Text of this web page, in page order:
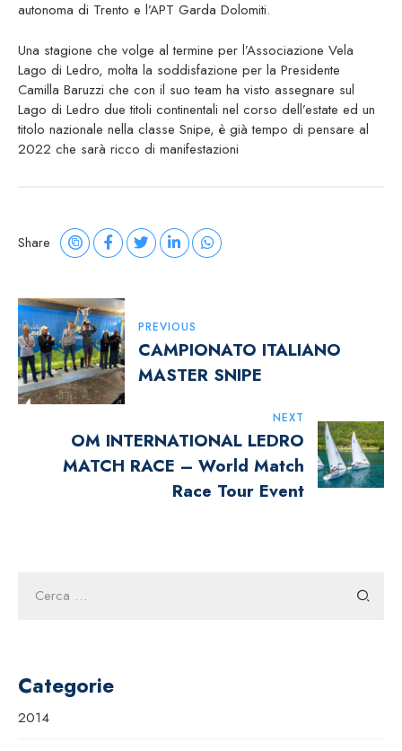
autonoma di Trento e l’APT Garda Dolomiti.
Una stagione che volge al termine per l’Associazione Vela
Lago di Ledro, molta la soddisfazione per la Presidente
Camilla Baruzzi che con il suo team ha visto assegnare sul
Lago di Ledro due titoli continentali nel corso dell’estate ed un
titolo nazionale nella classe Snipe, è già tempo di pensare al
2022 che sarà ricco di manifestazioni
Share
Navigazione
Articoli
PREVIOUS
CAMPIONATO ITALIANO
MASTER SNIPE
NEXT
OM INTERNATIONAL LEDRO
MATCH RACE – World Match
Race Tour Event
per:
Categorie
2014